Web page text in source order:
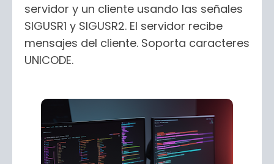
servidor y un cliente usando las señales
SIGUSR1 y SIGUSR2. El servidor recibe
mensajes del cliente. Soporta caracteres
UNICODE.